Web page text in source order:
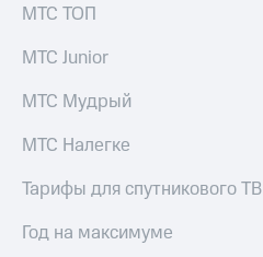
МТС ТОП
МТС Junior
МТС Мудрый
МТС Налегке
Тарифы для спутникового ТВ
Год на максимуме